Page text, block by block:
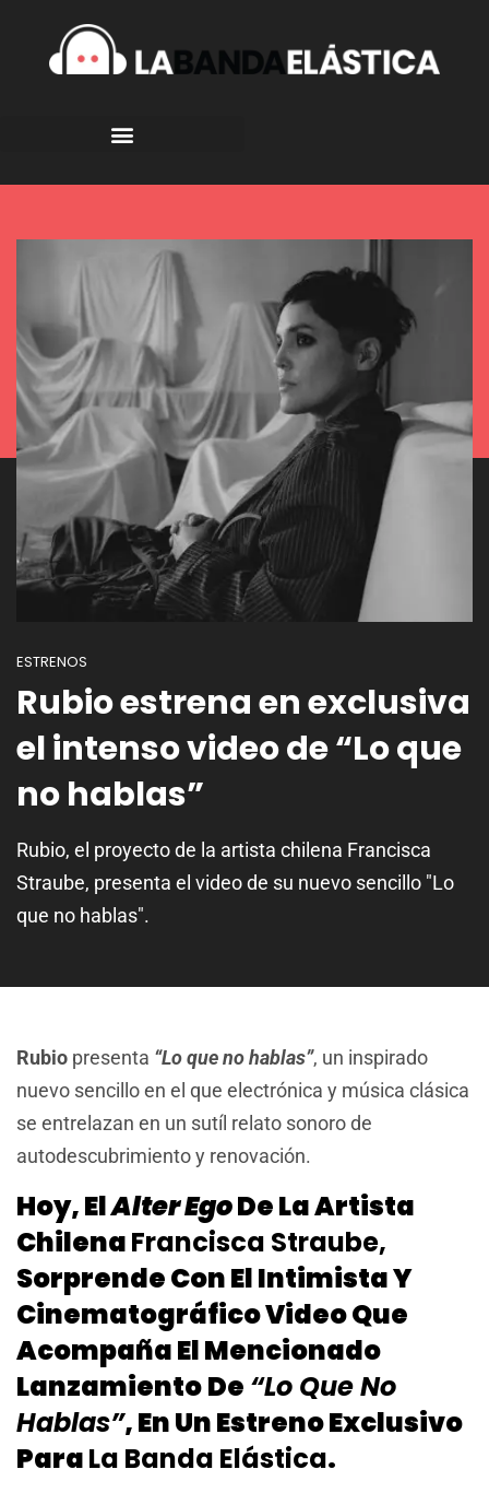
ESTRENOS
Rubio estrena en exclusiva
el intenso video de “Lo que
no hablas”
Rubio, el proyecto de la artista chilena Francisca
Straube, presenta el video de su nuevo sencillo "Lo
que no hablas".
Rubio presenta “Lo que no hablas”, un inspirado
nuevo sencillo en el que electrónica y música clásica
se entrelazan en un sutíl relato sonoro de
autodescubrimiento y renovación.
Hoy, ElAlter EgoDe La Artista
ChilenaFrancisca Straube,
Sorprende Con El Intimista Y
Cinematográfico Video Que
Acompaña El Mencionado
LanzamientoDe “Lo Que No
Hablas”, En Un Estreno Exclusivo
ParaLa Banda Elástica.